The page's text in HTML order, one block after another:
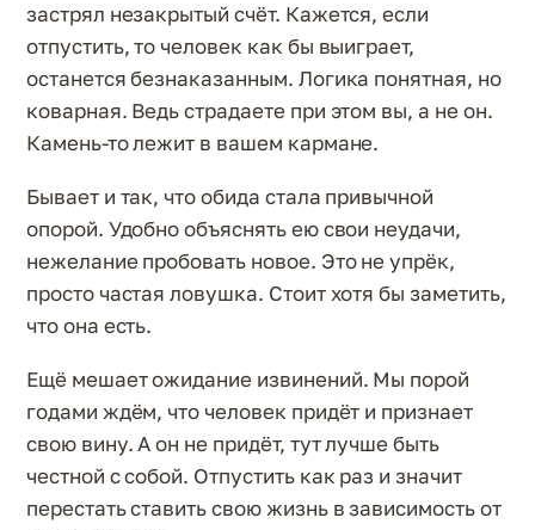
застрял незакрытый счёт. Кажется, если
отпустить, то человек как бы выиграет,
останется безнаказанным. Логика понятная, но
коварная. Ведь страдаете при этом вы, а не он.
Камень-то лежит в вашем кармане.
Бывает и так, что обида стала привычной
опорой. Удобно объяснять ею свои неудачи,
нежелание пробовать новое. Это не упрёк,
просто частая ловушка. Стоит хотя бы заметить,
что она есть.
Ещё мешает ожидание извинений. Мы порой
годами ждём, что человек придёт и признает
свою вину. А он не придёт, тут лучше быть
честной с собой. Отпустить как раз и значит
перестать ставить свою жизнь в зависимость от